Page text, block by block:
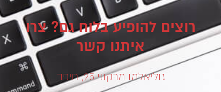
רוצים להופיע בלוח גם? צרו
איתנו קשר
גוליאלמו מרקוני 25, חיפה